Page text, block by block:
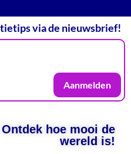
via de nieuwsbrief!
Aanmelden
Ontdek hoe mooi de
wereld is!